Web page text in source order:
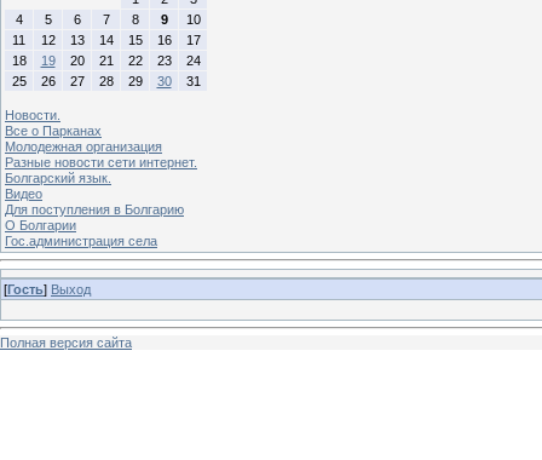
4
5 6 7 8 9
10
11
12 13 14 15 16
17
18
19 20 21 22 23
24
25
26 27 28 29 30 31
Новости.
Все о Парканах
Молодежная организация
Разные новости сети интернет.
Болгарский язык.
Видео
Для поступления в Болгарию
О Болгарии
Гос.администрация села
[Гость] Выход
Полная версия сайта